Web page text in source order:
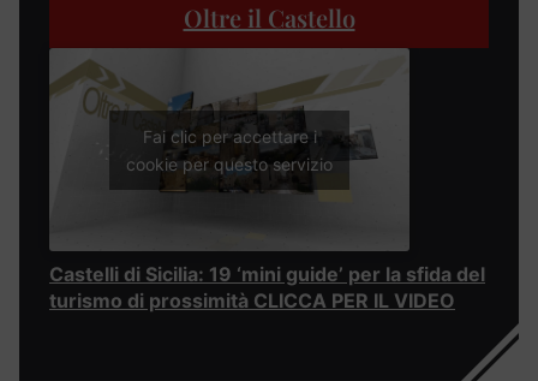
Oltre il Castello
Fai clic per accettare i
cookie per questo servizio
Castelli di Sicilia: 19 ‘mini guide’ per la sfida del
turismo di prossimità CLICCA PER IL VIDEO